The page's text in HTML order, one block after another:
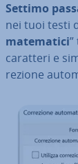
Settimo
nei tuoi testi
ma­te­ma­ti­ci
caratteri e
re­zio­ne